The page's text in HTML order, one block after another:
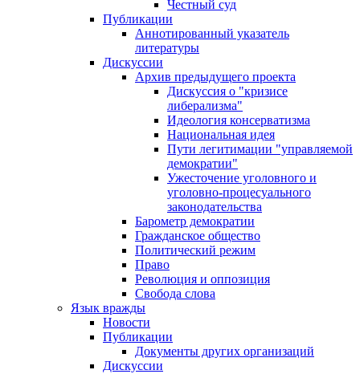
Честный суд
Публикации
Аннотированный указатель
литературы
Дискуссии
Архив предыдущего проекта
Дискуссия о "кризисе
либерализма"
Идеология консерватизма
Национальная идея
Пути легитимации "управляемой
демократии"
Ужесточение уголовного и
уголовно-процесуального
законодательства
Барометр демократии
Гражданское общество
Политический режим
Право
Революция и оппозиция
Свобода слова
Язык вражды
Новости
Публикации
Документы других организаций
Дискуссии